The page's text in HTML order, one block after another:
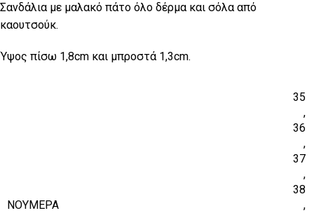
Σανδάλια με μαλακό πάτο όλο δέρμα και σόλα από
καουτσούκ.
Ύψος πίσω 1,8cm και μπροστά 1,3cm.
ΝΟΎΜΕΡΑ
35
,
36
,
37
,
38
,